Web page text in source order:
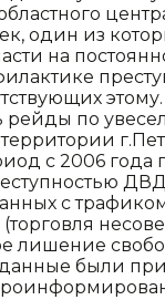
один из
на
по
с 2006 года
с
лишение
данные были